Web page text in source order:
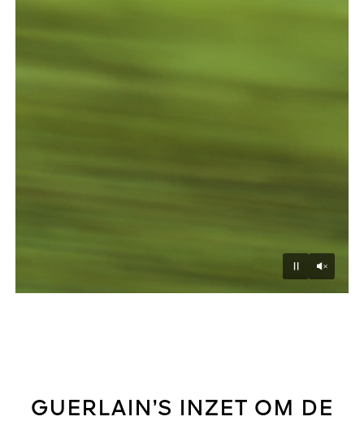
Pause
GUERLAIN’S INZET OM DE